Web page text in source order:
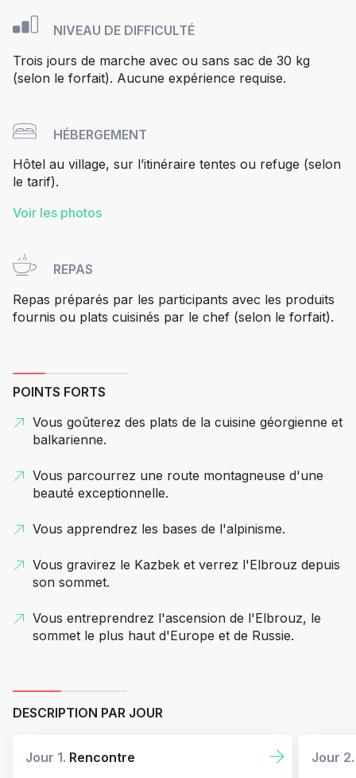
NIVEAU DE DIFFICULTÉ
Trois jours de marche avec ou sans sac de 30 kg
(selon le forfait). Aucune expérience requise.
HÉBERGEMENT
Hôtel au village, sur l’itinéraire tentes ou refuge (selon
le tarif).
Voir les photos
REPAS
Repas préparés par les participants avec les produits
fournis ou plats cuisinés par le chef (selon le forfait).
POINTS FORTS
Vous goûterez des plats de la cuisine géorgienne et
balkarienne.
Vous parcourrez une route montagneuse d'une
beauté exceptionnelle.
Vous apprendrez les bases de l'alpinisme.
Vous gravirez le Kazbek et verrez l'Elbrouz depuis
son sommet.
Vous entreprendrez l'ascension de l'Elbrouz, le
sommet le plus haut d'Europe et de Russie.
DESCRIPTION PAR JOUR
Jour 1. Rencontre
Jour